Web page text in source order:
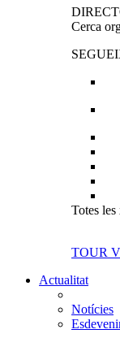
Cerca
Totes
TOUR
Actualitat
Notícies